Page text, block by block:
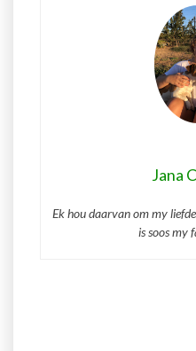
Jana
Ek hou daarvan om my
is soos my